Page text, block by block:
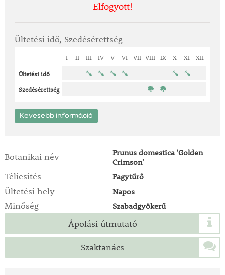
Elfogyott!
Ültetési idő, Szedésérettség
I II III IV V VI VII VIII IX X XI XII
Ültetési idő
Szedésérettség
Kevesebb információ
Botanikai név
Prunus domestica 'Golden
Crimson'
Téliesítés Fagytűrő
Ültetési hely Napos
Minőség Szabadgyökerű
Ápolási útmutató
Szaktanács